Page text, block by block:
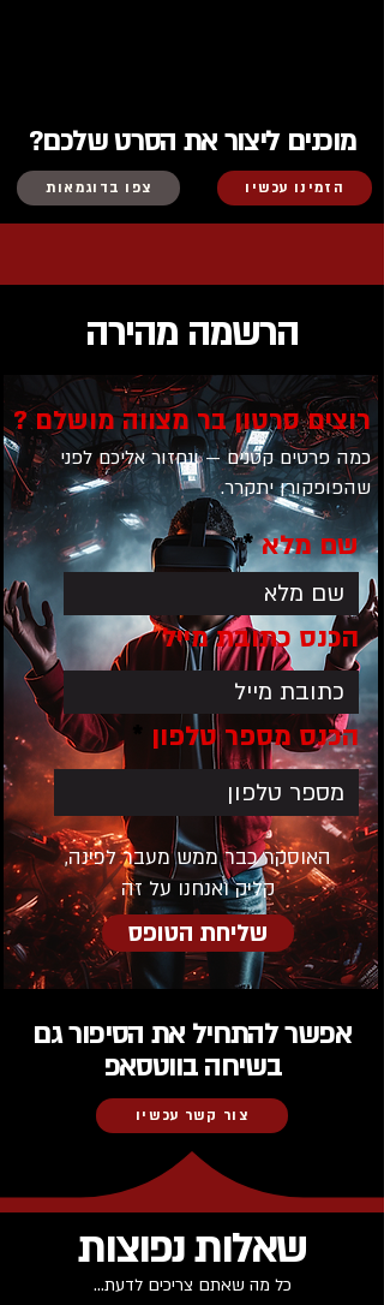
מוכנים ליצור את הסרט שלכם?
הזמינו עכשיו צפו בדוגמאות
הרשמה מהירה
רוצים סרטון בר מצווה מושלם ?
כמה פרטים קטנים — ונחזור אליכם לפני
שהפופקורן יתקרר.
שם מלא
הכנס כתובת מייל
הכנס מספר טלפון
האוסקר כבר ממש מעבר לפינה,
קליק ואנחנו על זה
שליחת הטופס
אפשר להתחיל את הסיפור גם
בשיחה בווטסאפ
צור קשר עכשיו
שאלות נפוצות
כל מה שאתם צריכים לדעת...